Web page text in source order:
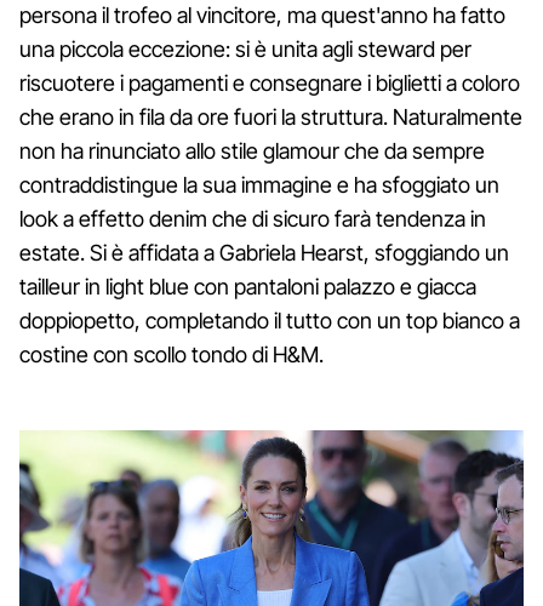
persona il trofeo al vincitore, ma quest'anno ha fatto
una piccola eccezione: si è unita agli steward per
riscuotere i pagamenti e consegnare i biglietti a coloro
che erano in fila da ore fuori la struttura. Naturalmente
non ha rinunciato allo stile glamour che da sempre
contraddistingue la sua immagine e ha sfoggiato un
look a effetto denim che di sicuro farà tendenza in
estate. Si è affidata a Gabriela Hearst, sfoggiando un
tailleur in light blue con pantaloni palazzo e giacca
doppiopetto, completando il tutto con un top bianco a
costine con scollo tondo di H&M.